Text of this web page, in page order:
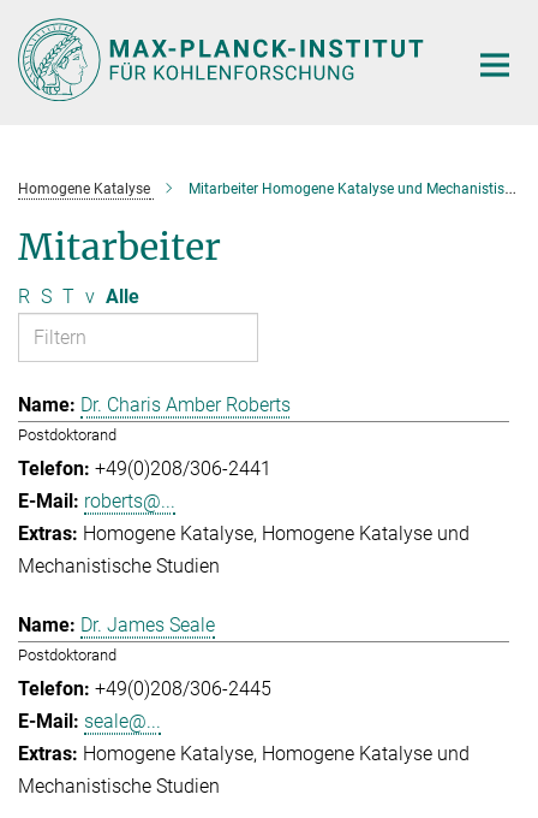
Hauptinhalt
Homogene Katalyse Mitarbeiter Homogene Katalyse und Mechanistische Studien
Mitarbeiter
R S T v Alle
Dr. Charis Amber Roberts
Postdoktorand
+49(0)208/306-2441
roberts@...
Homogene Katalyse Homogene Katalyse und
Mechanistische Studien
Dr. James Seale
Postdoktorand
+49(0)208/306-2445
seale@...
Homogene Katalyse Homogene Katalyse und
Mechanistische Studien